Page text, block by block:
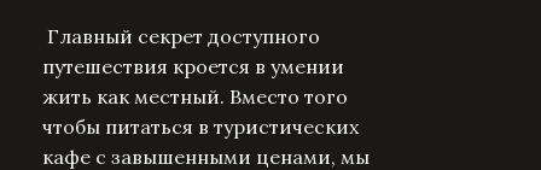
Главный секрет доступного
путешествия кроется в умении
жить как местный. Вместо того
чтобы питаться в туристических
кафе с завышенными ценами, мы